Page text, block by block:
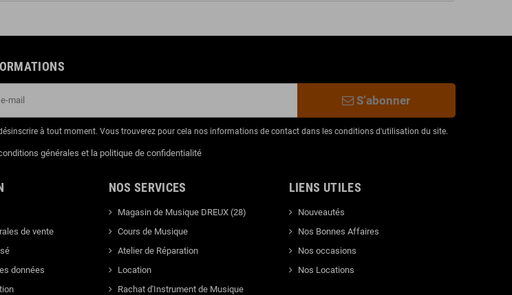
S’abonner
à tout moment. Vous trouverez pour cela nos informations de contact dans les conditions d'utilisation du site.
générales et la politique de confidentialité
de vente
données
NOS SERVICES
Magasin de Musique DREUX (28)
Cours de Musique
Atelier de Réparation
Location
Rachat d'Instrument de Musique
LIENS UTILES
Nouveautés
Nos Bonnes Affaires
Nos occasions
Nos Locations